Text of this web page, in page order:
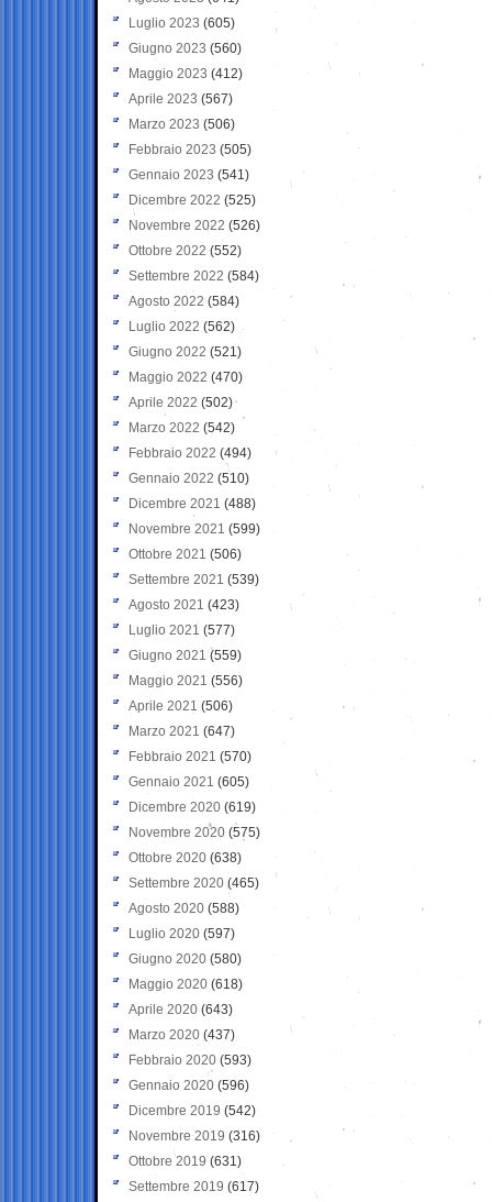
Luglio 2023 (605)
Giugno 2023 (560)
Maggio 2023 (412)
Aprile 2023 (567)
Marzo 2023 (506)
Febbraio 2023 (505)
Gennaio 2023 (541)
Dicembre 2022 (525)
Novembre 2022 (526)
Ottobre 2022 (552)
Settembre 2022 (584)
Agosto 2022 (584)
Luglio 2022 (562)
Giugno 2022 (521)
Maggio 2022 (470)
Aprile 2022 (502)
Marzo 2022 (542)
Febbraio 2022 (494)
Gennaio 2022 (510)
Dicembre 2021 (488)
Novembre 2021 (599)
Ottobre 2021 (506)
Settembre 2021 (539)
Agosto 2021 (423)
Luglio 2021 (577)
Giugno 2021(559)
Maggio 2021 (556)
Aprile 2021 (506)
Marzo 2021 (647)
Febbraio 2021 (570)
Gennaio 2021 (605)
Dicembre 2020 (619)
Novembre 2020 (575)
Ottobre 2020 (638)
Settembre 2020(465)
Agosto 2020 (588)
Luglio 2020 (597)
Giugno 2020 (580)
Maggio 2020 (618)
Aprile 2020 (643)
Marzo 2020 (437)
Febbraio 2020 (593)
Gennaio 2020 (596)
Dicembre 2019 (542)
Novembre 2019 (316)
Ottobre 2019 (631)
Settembre 2019 (617)